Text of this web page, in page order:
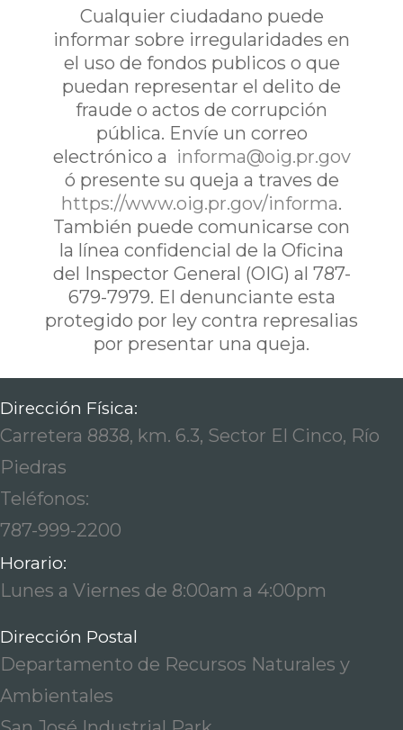
Cualquier ciudadano puede
informar sobre irregularidades en
el uso de fondos publicos o que
puedan representar el delito de
fraude o actos de corrupción
pública. Envíe un correo
electrónico a informa@oig.pr.gov
ó presente su queja a traves de
https://www.oig.pr.gov/informa.
También puede comunicarse con
la línea confidencial de la Oficina
del Inspector General (OIG) al 787-
679-7979. El denunciante esta
protegido por ley contra represalias
por presentar una queja.
Dirección Física:
Carretera 8838, km. 6.3, Sector El Cinco, Río
Piedras
Teléfonos:
787-999-2200
Horario:
Lunes a Viernes de 8:00am a 4:00pm
Dirección Postal
Departamento de Recursos Naturales y
Ambientales